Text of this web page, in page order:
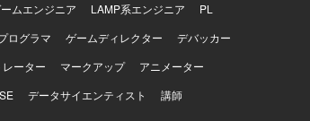
ムエンジニア LAMP系エンジニア
PL
ログラマ ゲームディレクター
デバッカー
ーター マークアップ
アニメーター
データサイエンティスト 講師